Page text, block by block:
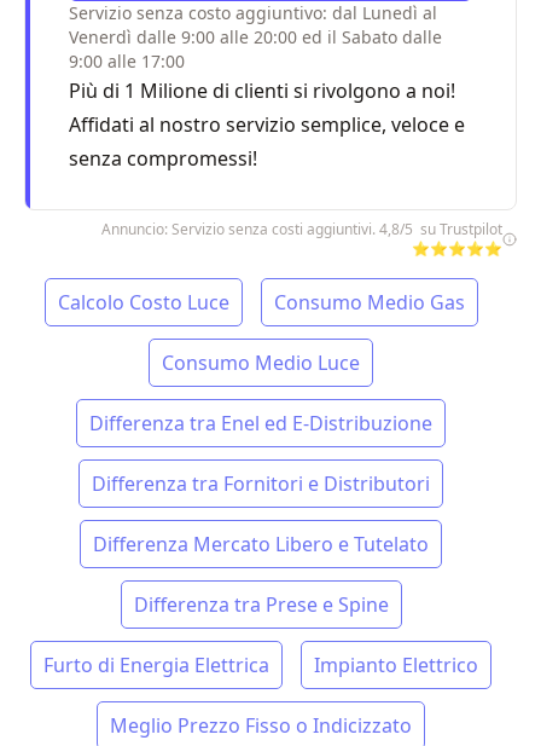
Servizio senza costo aggiuntivo: dal Lunedì al
Venerdì dalle 9:00 alle 20:00 ed il Sabato dalle
9:00 alle 17:00
Più di 1 Milione di clienti si rivolgono a noi!
Affidati al nostro servizio semplice, veloce e
senza compromessi!
Annuncio: Servizio senza costi aggiuntivi. 4,8/5 su Trustpilot
⭐⭐⭐⭐⭐
Calcolo Costo Luce Consumo Medio Gas
Consumo Medio Luce
Differenza tra Enel ed E-Distribuzione
Differenza tra Fornitori e Distributori
Differenza Mercato Libero e Tutelato
Differenza tra Prese e Spine
Furto di Energia Elettrica Impianto Elettrico
Meglio Prezzo Fisso o Indicizzato